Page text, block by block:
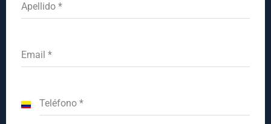
Apellido *
Email *
Teléfono *
Colombia